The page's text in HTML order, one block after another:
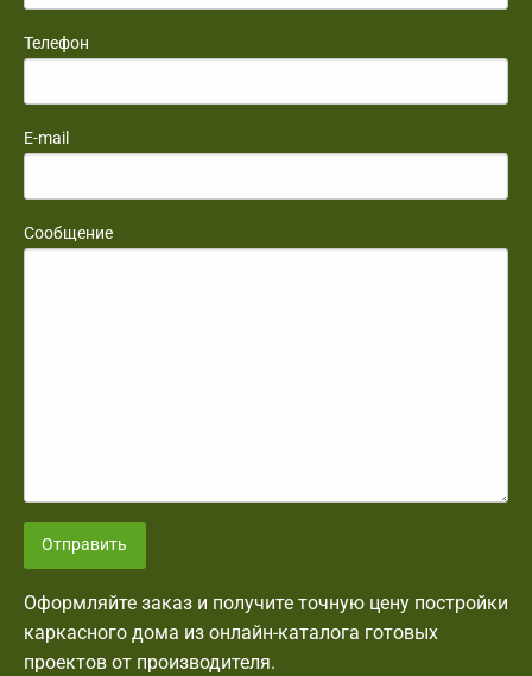
Телефон
E-mail
Сообщение
Отправить
Оформляйте заказ и получите точную цену постройки
каркасного дома из онлайн-каталога готовых
проектов от производителя.